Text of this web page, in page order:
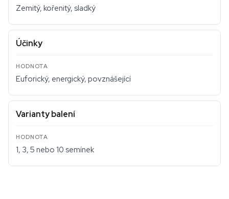
Zemitý, kořenitý, sladký
Účinky
Euforický, energický, povznášející
Varianty balení
1, 3, 5 nebo 10 semínek